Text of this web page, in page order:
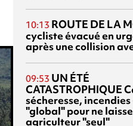
10:13 ROUTE DE LA
cycliste évacué en
après une collision
09:53 UN ÉTÉ
CATASTROPHIQUE
sécheresse, incendies
"global" pour ne
agriculteur "seul"